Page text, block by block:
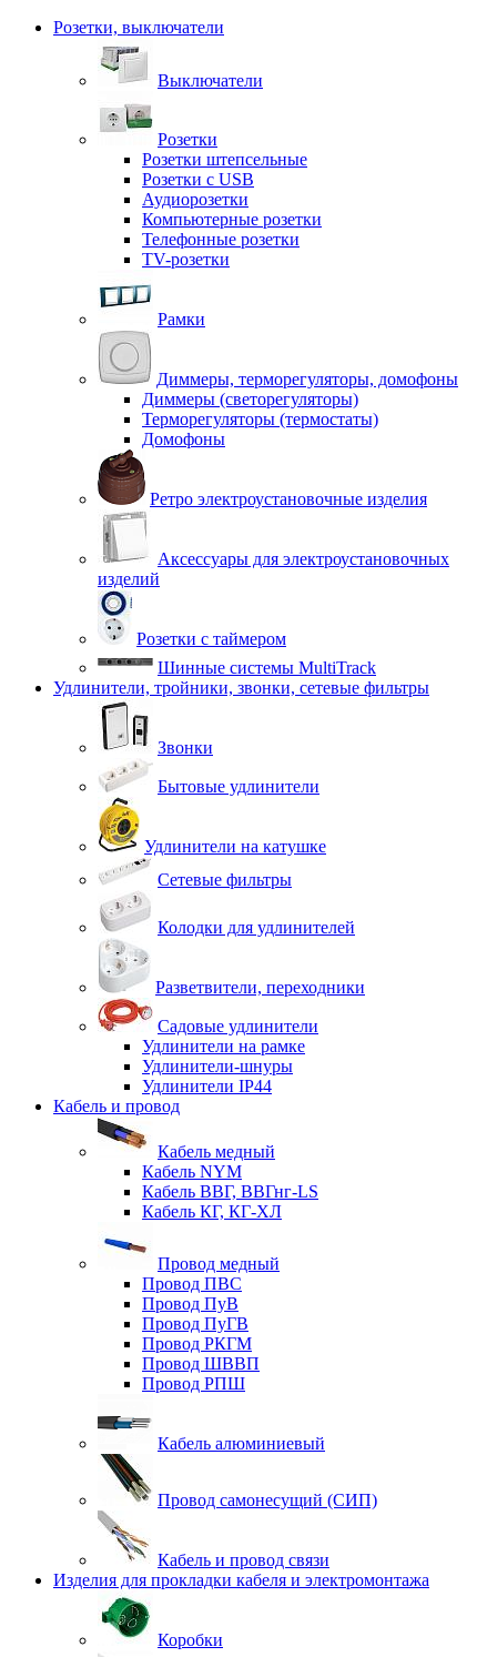
Розетки, выключатели
Выключатели
Розетки
Розетки штепсельные
Розетки с USB
Аудиорозетки
Компьютерные розетки
Телефонные розетки
TV-розетки
Рамки
Диммеры, терморегуляторы, домофоны
Диммеры (светорегуляторы)
Терморегуляторы (термостаты)
Домофоны
Ретро электроустановочные изделия
Аксессуары для электроустановочных
изделий
Розетки с таймером
Шинные системы MultiTrack
Удлинители, тройники, звонки, сетевые фильтры
Звонки
Бытовые удлинители
Удлинители на катушке
Сетевые фильтры
Колодки для удлинителей
Разветвители, переходники
Садовые удлинители
Удлинители на рамке
Удлинители-шнуры
Удлинители IP44
Кабель и провод
Кабель медный
Кабель NYM
Кабель ВВГ, ВВГнг-LS
Кабель КГ, КГ-ХЛ
Провод медный
Провод ПВС
Провод ПуВ
Провод ПуГВ
Провод РКГМ
Провод ШВВП
Провод РПШ
Кабель алюминиевый
Провод самонесущий (СИП)
Кабель и провод связи
Изделия для прокладки кабеля и электромонтажа
Коробки